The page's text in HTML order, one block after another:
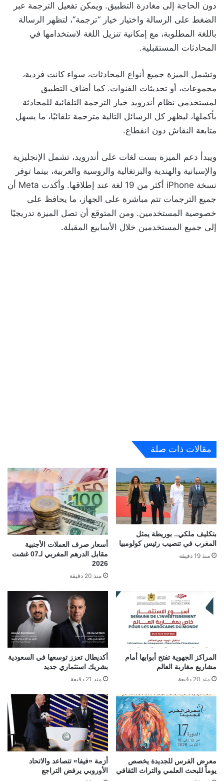
دون الحاجة إلى مغادرة التطبيق. ويمكن تفعيل الترجمة عبر
الضغط على الرسالة واختيار خيار “ترجمة”، لتظهر الرسالة
باللغة المطلوبة، مع إمكانية تنزيل اللغة لاستخدامها في
المحادثات المستقبلية.
وتشمل الميزة جميع أنواع المحادثات، سواء كانت فردية،
مجموعات، أو تحديثات القنوات. كما أضاف التطبيق
لمستخدمي نظام أندرويد خيار الترجمة التلقائية للمحادثة
بأكملها، ليظهر كل الرسائل التالية مترجمة تلقائيًا، ما يسهل
متابعة النقاش دون انقطاع.
ويبدأ دعم الميزة بست لغات على أندرويد، تشمل الإنجليزية
والإسبانية والهندية والبرتغالية والروسية والعربية، بينما توفر
نسخة iPhone أكثر من 19 لغة عند إطلاقها. وأكدت Meta أن
جميع الترجمات تتم مباشرة على الجهاز، ما يحافظ على
خصوصية المستخدمين. ومن المتوقع أن تصل الميزة تدريجيًا
إلى جميع المستخدمين خلال الأسابيع المقبلة.
مقالات ذات صلة
بتكليف ملكي.. بوريطة يمثل
المغرب في تنصيب رئيس كولومبيا
منذ 19 دقيقة
أسعار صرف العملات الأجنبية
مقابل الدرهم المغربي لـ07 غشت
2026
منذ 20 دقيقة
المراكز الجهوية تفتح أبوابها أمام
مشاريع مغاربة العالم
منذ 20 دقيقة
أكديطال تعزز توسعها في السعودية
بشريك استثماري جديد
منذ 21 دقيقة
معرض الفرس للجديدة يخصص
يوماً للبحث العلمي والتراث الثقافي
أزمة «فيفا» تتصاعد والاتحاد
الأوروبي يرفض التراجع